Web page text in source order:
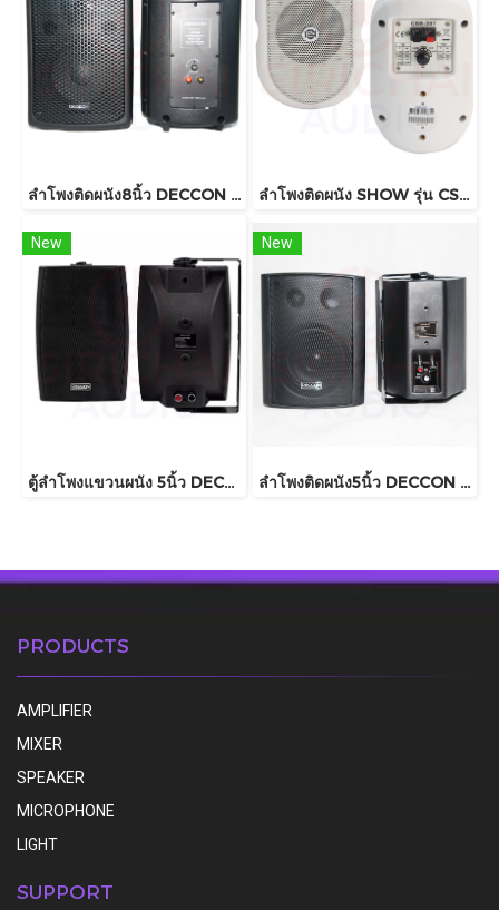
ลำโพงติดผนัง8นิ้ว DECCON รุ่น PV8 , PV8t ราคาต่อคู่ 800วัต์ พร้อมขาแขวน ลำโพงติดผนัง SHOW รุ่น CSB-20T , CSB-20
New
ตู้ลำโพงแขวนผนัง 5นิ้ว DECCON รุ่น SERN5B
New
ลำโพงติดผนัง5นิ้ว DECCON รุ่น SOON 5V
PRODUCTS
AMPLIFIER
MIXER
SPEAKER
MICROPHONE
LIGHT
SUPPORT